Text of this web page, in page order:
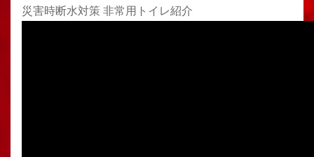
災害時断水対策 非常用トイレ紹介